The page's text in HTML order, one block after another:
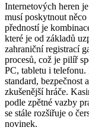
Internetových heren
musí poskytnout
předností je
které je od základů
zahraniční registrací
procesů, což je pilíř
PC, tabletu i
standard,
zkušenější hráče.
podle zpětné vazby
se stále rozšiřuje o
novinek.